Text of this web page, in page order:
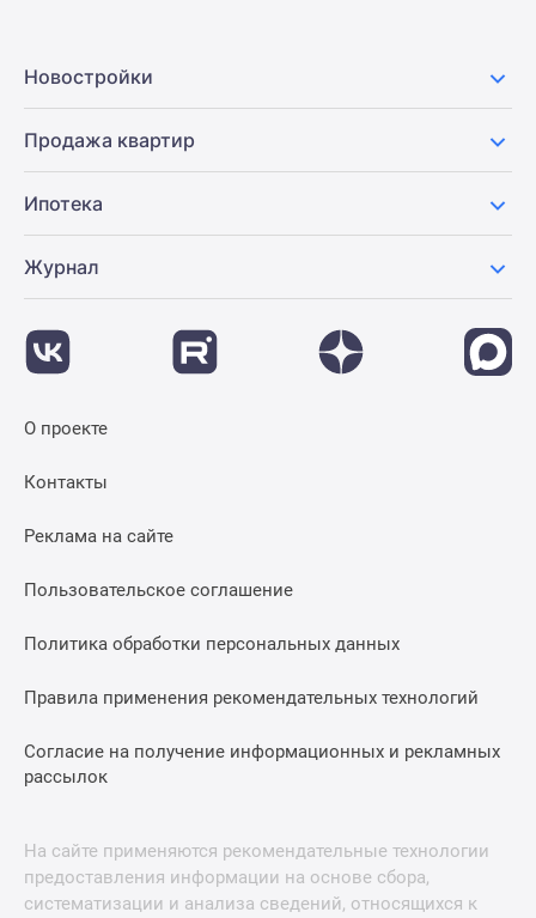
Новостройки
Продажа квартир
Ипотека
Журнал
О проекте
Контакты
Реклама на сайте
Пользовательское соглашение
Политика обработки персональных данных
Правила применения рекомендательных технологий
Согласие на получение информационных и рекламных
рассылок
На сайте применяются рекомендательные технологии
предоставления информации на основе сбора,
систематизации и анализа сведений, относящихся к